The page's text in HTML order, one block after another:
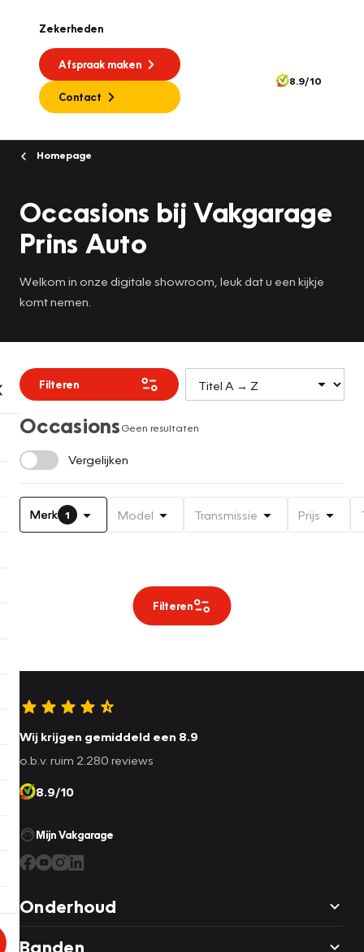
Zekerheden
Afspraak maken
Contact
8.9/10
Homepage
Occasions bij Vakgarage
Prins Auto
Welkom in onze digitale showroom, leuk dat u een kijkje
komt nemen.
Filteren
OccasionsGeen resultaten
Vergelijken
Merk 1 Model Transmissie Prijs
Filteren
Wij krijgen gemiddeld een 8.9
o.b.v. ruim 2.280 reviews
8.9/10
Mijn Vakgarage
Onderhoud
Banden